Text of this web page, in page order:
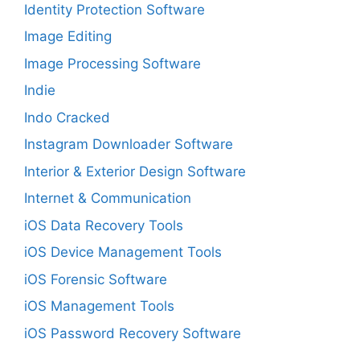
Identity Protection Software
Image Editing
Image Processing Software
Indie
Indo Cracked
Instagram Downloader Software
Interior & Exterior Design Software
Internet & Communication
iOS Data Recovery Tools
iOS Device Management Tools
iOS Forensic Software
iOS Management Tools
iOS Password Recovery Software